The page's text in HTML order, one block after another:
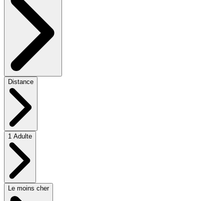
Distance
1 Adulte
Le moins cher